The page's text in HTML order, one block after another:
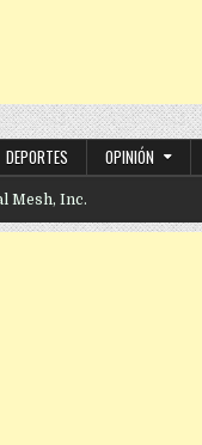
DEPORTES OPINIÓN
Mesh, Inc.